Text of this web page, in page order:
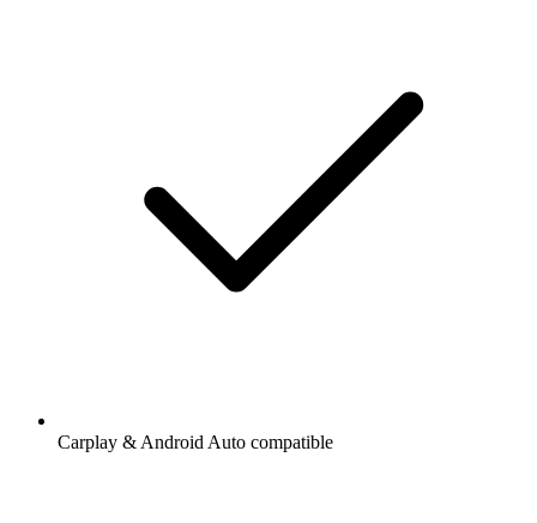
Carplay & Android Auto compatible